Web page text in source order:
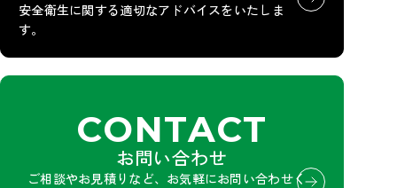
安全衛生に関する適切なアドバイスをいたしま
す。
CONTACT
お問い合わせ
ご相談やお見積りなど、お気軽にお問い合わせく